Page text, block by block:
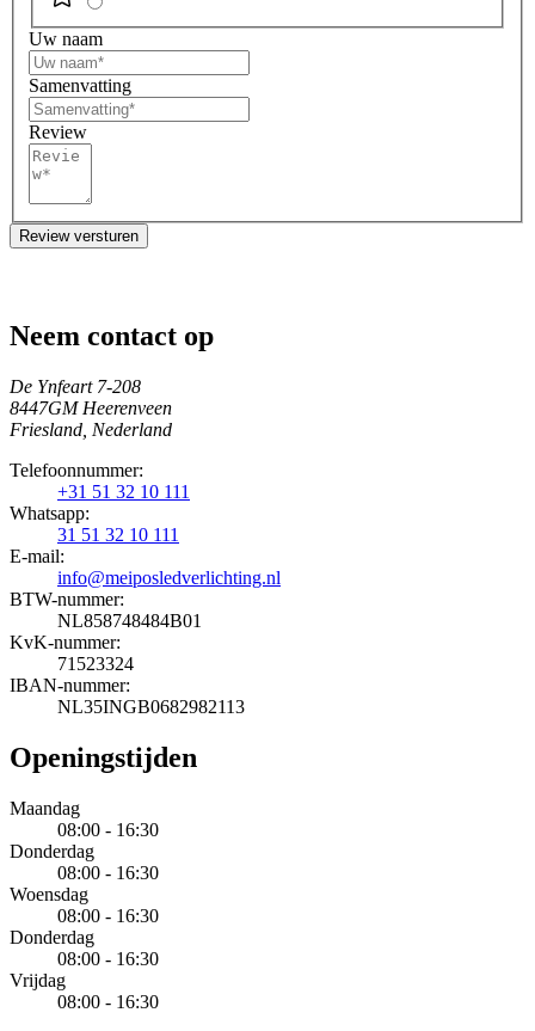
Uw naam
Samenvatting
Review
Review versturen
Neem contact op
De Ynfeart 7-208
8447GM Heerenveen
Friesland, Nederland
Telefoonnummer:
+31 51 32 10 111
Whatsapp:
31 51 32 10 111
E-mail:
info@meiposledverlichting.nl
BTW-nummer:
NL858748484B01
KvK-nummer:
71523324
IBAN-nummer:
NL35INGB0682982113
Openingstijden
Maandag
08:00 - 16:30
Donderdag
08:00 - 16:30
Woensdag
08:00 - 16:30
Donderdag
08:00 - 16:30
Vrijdag
08:00 - 16:30